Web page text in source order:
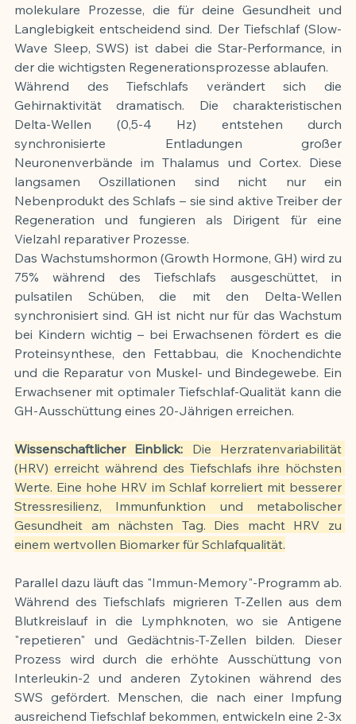
molekulare Prozesse, die für deine Gesundheit und
Langlebigkeit entscheidend sind. Der Tiefschlaf (Slow-
Wave Sleep, SWS) ist dabei die Star-Performance, in
der die wichtigsten Regenerationsprozesse ablaufen.
Während des Tiefschlafs verändert sich die
Gehirnaktivität dramatisch. Die charakteristischen
Delta-Wellen (0,5-4 Hz) entstehen durch
synchronisierte Entladungen großer
Neuronenverbände im Thalamus und Cortex. Diese
langsamen Oszillationen sind nicht nur ein
Nebenprodukt des Schlafs – sie sind aktive Treiber der
Regeneration und fungieren als Dirigent für eine
Vielzahl reparativer Prozesse.
Das Wachstumshormon (Growth Hormone, GH) wird zu
75% während des Tiefschlafs ausgeschüttet, in
pulsatilen Schüben, die mit den Delta-Wellen
synchronisiert sind. GH ist nicht nur für das Wachstum
bei Kindern wichtig – bei Erwachsenen fördert es die
Proteinsynthese, den Fettabbau, die Knochendichte
und die Reparatur von Muskel- und Bindegewebe. Ein
Erwachsener mit optimaler Tiefschlaf-Qualität kann die
GH-Ausschüttung eines 20-Jährigen erreichen.
Wissenschaftlicher Einblick: Die Herzratenvariabilität
(HRV) erreicht während des Tiefschlafs ihre höchsten
Werte. Eine hohe HRV im Schlaf korreliert mit besserer
Stressresilienz, Immunfunktion und metabolischer
Gesundheit am nächsten Tag. Dies macht HRV zu
einem wertvollen Biomarker für Schlafqualität.
Parallel dazu läuft das "Immun-Memory"-Programm ab.
Während des Tiefschlafs migrieren T-Zellen aus dem
Blutkreislauf in die Lymphknoten, wo sie Antigene
"repetieren" und Gedächtnis-T-Zellen bilden. Dieser
Prozess wird durch die erhöhte Ausschüttung von
Interleukin-2 und anderen Zytokinen während des
SWS gefördert. Menschen, die nach einer Impfung
ausreichend Tiefschlaf bekommen, entwickeln eine 2-3x